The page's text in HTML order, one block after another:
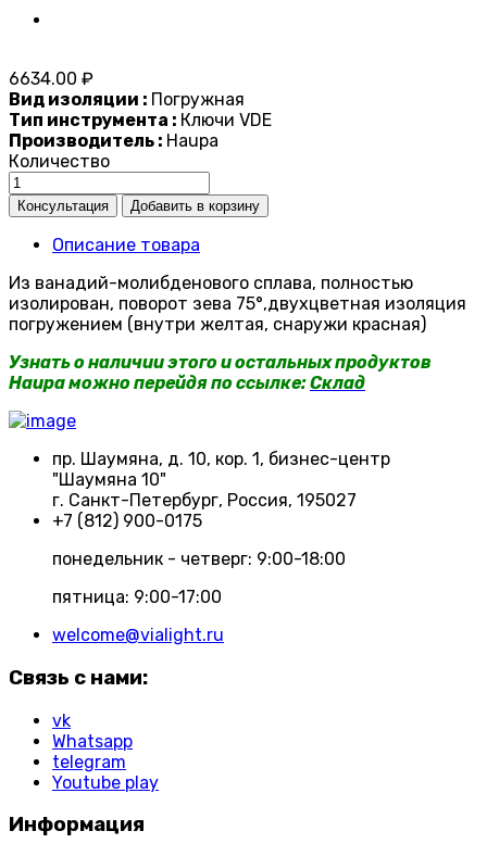
6634.00 ₽
Вид изоляции : Погружная
Тип инструмента : Ключи VDE
Производитель : Haupa
Количество
Описание товара
Из ванадий-молибденового сплава, полностью
изолирован, поворот зева 75°,двухцветная изоляция
погружением (внутри желтая, снаружи красная)
Узнать о наличии этого и остальных продуктов
Haupa можно перейдя по ссылке:Склад
пр. Шаумяна, д. 10, кор. 1, бизнес-центр
"Шаумяна 10"
г. Санкт-Петербург, Россия, 195027
+7 (812) 900-0175
понедельник - четверг: 9:00-18:00
пятница: 9:00-17:00
welcome@vialight.ru
Связь с нами:
vk
Whatsapp
telegram
Youtube play
Информация